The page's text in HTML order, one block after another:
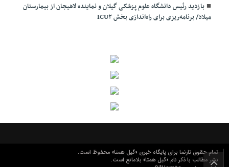
بازدید رئیس دانشگاه علوم پزشکی گیلان و نماینده لاهیجان از بیمارستان
میلاد/ برنامه‌ریزی برای راه‌اندازی بخش ICU۲
تمام حقوق تارنما برای پایگاه خبری «گیل همتا» محفوظ است.
نشر مطالب با ذکر نام «گیل همتا» بلامانع است.